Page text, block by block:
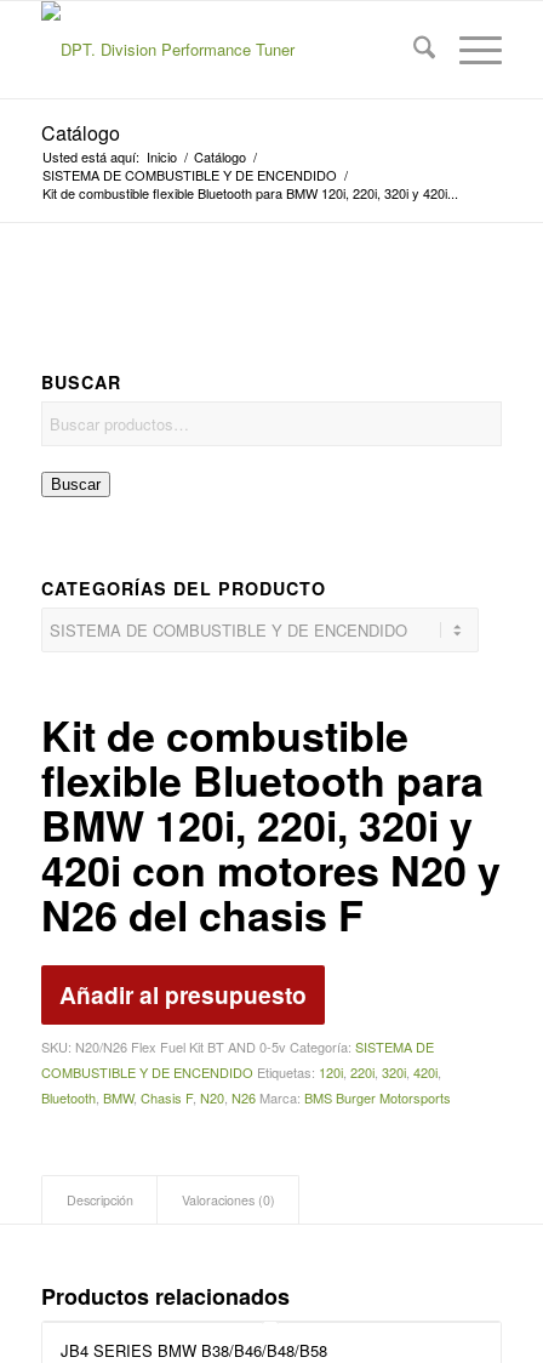
Catálogo
Usted está aquí: Inicio / Catálogo /
SISTEMA DE COMBUSTIBLE Y DE ENCENDIDO /
Kit de combustible flexible Bluetooth para BMW 120i, 220i, 320i y 420i...
BUSCAR
Buscar
CATEGORÍAS DEL PRODUCTO
Kit de combustible
flexible Bluetooth para
BMW 120i, 220i, 320i y
420i con motores N20 y
N26 del chasis F
Añadir al presupuesto
SKU: N20/N26 Flex Fuel Kit BT AND 0‑5v Categoría: SISTEMA DE
COMBUSTIBLE Y DE ENCENDIDO Etiquetas: 120i, 220i, 320i, 420i,
Bluetooth, BMW, Chasis F, N20, N26 Marca: BMS Burger Motorsports
Descripción Valoraciones (0)
Productos relacionados
JB4 SERIES BMW B38/B46/B48/B58